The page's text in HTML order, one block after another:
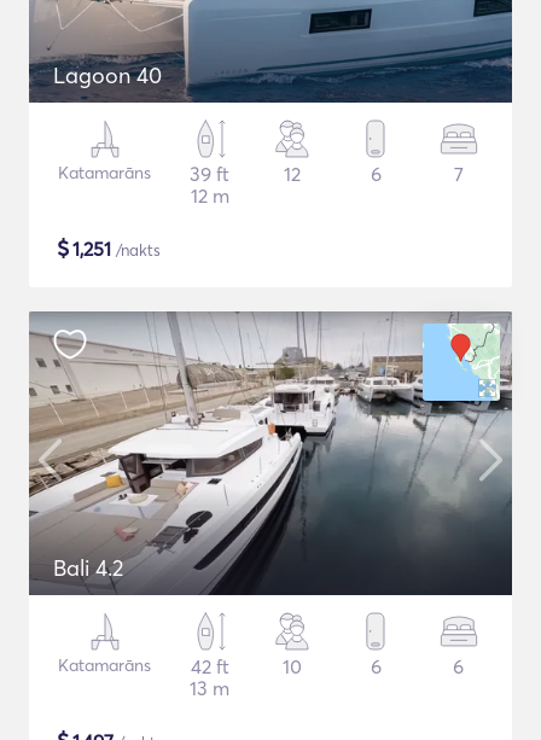
Lagoon 40
Katamarāns
39 ft
12 m
12 6 7
$1,251 /nakts
Bali 4.2
Katamarāns
42 ft
13 m
10 6 6